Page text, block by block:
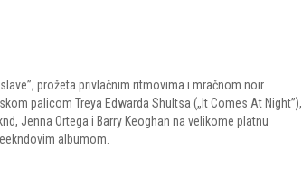
prožeta privlačnim ritmovima i mračnom noir
palicom Treya Edwarda Shultsa („It Comes At Night”),
Jenna Ortega i Barry Keoghan na velikome platnu
albumom.